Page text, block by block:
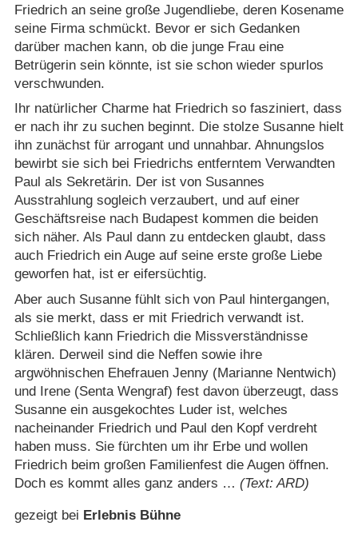
Friedrich an seine große Jugendliebe, deren Kosename
seine Firma schmückt. Bevor er sich Gedanken
darüber machen kann, ob die junge Frau eine
Betrügerin sein könnte, ist sie schon wieder spurlos
verschwunden.
Ihr natürlicher Charme hat Friedrich so fasziniert, dass
er nach ihr zu suchen beginnt. Die stolze Susanne hielt
ihn zunächst für arrogant und unnahbar. Ahnungslos
bewirbt sie sich bei Friedrichs entferntem Verwandten
Paul als Sekretärin. Der ist von Susannes
Ausstrahlung sogleich verzaubert, und auf einer
Geschäftsreise nach Budapest kommen die beiden
sich näher. Als Paul dann zu entdecken glaubt, dass
auch Friedrich ein Auge auf seine erste große Liebe
geworfen hat, ist er eifersüchtig.
Aber auch Susanne fühlt sich von Paul hintergangen,
als sie merkt, dass er mit Friedrich verwandt ist.
Schließlich kann Friedrich die Missverständnisse
klären. Derweil sind die Neffen sowie ihre
argwöhnischen Ehefrauen Jenny (Marianne Nentwich)
und Irene (Senta Wengraf) fest davon überzeugt, dass
Susanne ein ausgekochtes Luder ist, welches
nacheinander Friedrich und Paul den Kopf verdreht
haben muss. Sie fürchten um ihr Erbe und wollen
Friedrich beim großen Familienfest die Augen öffnen.
Doch es kommt alles ganz anders … (Text: ARD)
gezeigt bei Erlebnis Bühne